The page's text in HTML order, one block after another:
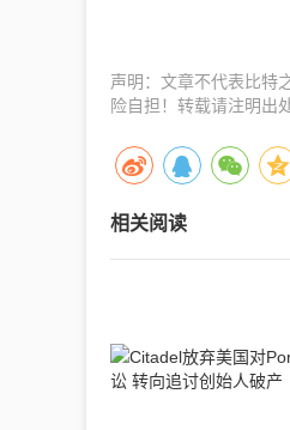
声明：文章不代表比特
险自担！转载请注明出
相关阅读